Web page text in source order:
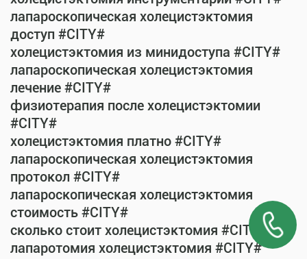
лапароскопическая холецистэктомия
доступ #CITY#
холецистэктомия из минидоступа #CITY#
лапароскопическая холецистэктомия
лечение #CITY#
физиотерапия после холецистэктомии
#CITY#
холецистэктомия платно #CITY#
лапароскопическая холецистэктомия
протокол #CITY#
лапароскопическая холецистэктомия
стоимость #CITY#
сколько стоит холецистэктомия #CITY#
лапаротомия холецистэктомия #CITY#